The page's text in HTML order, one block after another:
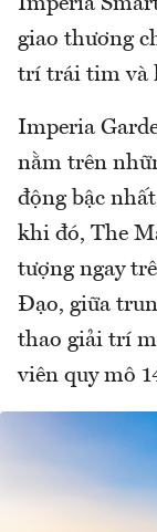
giao thương
trí trái tim và
Imperia
nằm trên
động bậc
khi đó, The
tượng ngay
Đạo, giữa
thao giải trí
viên quy mô